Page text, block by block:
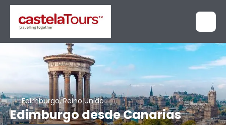
Edimburgo, Reino Unido
Edimburgo desde Canarias